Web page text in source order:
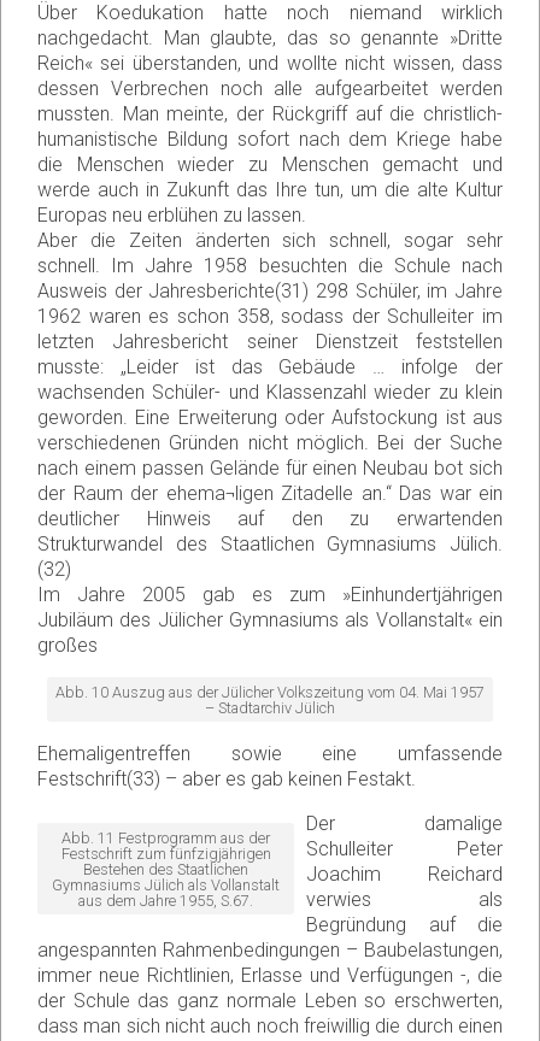
Über Koedukation hatte noch niemand wirklich
nachgedacht. Man glaubte, das so genannte »Dritte
Reich« sei überstanden, und wollte nicht wissen, dass
dessen Verbrechen noch alle aufgearbeitet werden
mussten. Man meinte, der Rückgriff auf die christlich-
humanistische Bildung sofort nach dem Kriege habe
die Menschen wieder zu Menschen gemacht und
werde auch in Zukunft das Ihre tun, um die alte Kultur
Europas neu erblühen zu lassen.
Aber die Zeiten änderten sich schnell, sogar sehr
schnell. Im Jahre 1958 besuchten die Schule nach
Ausweis der Jahresberichte(31) 298 Schüler, im Jahre
1962 waren es schon 358, sodass der Schulleiter im
letzten Jahresbericht seiner Dienstzeit feststellen
musste: „Leider ist das Gebäude … infolge der
wachsenden Schüler- und Klassenzahl wieder zu klein
geworden. Eine Erweiterung oder Aufstockung ist aus
verschiedenen Gründen nicht möglich. Bei der Suche
nach einem passen Gelände für einen Neubau bot sich
der Raum der ehema¬ligen Zitadelle an.“ Das war ein
deutlicher Hinweis auf den zu erwartenden
Strukturwandel des Staatlichen Gymnasiums Jülich.
(32)
Im Jahre 2005 gab es zum »Einhundertjährigen
Jubiläum des Jülicher Gymnasiums als Vollanstalt« ein
großes
Abb. 10 Auszug aus der Jülicher Volkszeitung vom 04. Mai 1957
– Stadtarchiv Jülich
Ehemaligentreffen sowie eine umfassende
Festschrift(33) – aber es gab keinen Festakt.
Abb. 11 Festprogramm aus der
Festschrift zum fünfzigjährigen
Bestehen des Staatlichen
Gymnasiums Jülich als Vollanstalt
aus dem Jahre 1955, S.67.
Der damalige
Schulleiter Peter
Joachim Reichard
verwies als
Begründung auf die
angespannten Rahmenbedingungen – Baubelastungen,
immer neue Richtlinien, Erlasse und Verfügungen -, die
der Schule das ganz normale Leben so erschwerten,
dass man sich nicht auch noch freiwillig die durch einen